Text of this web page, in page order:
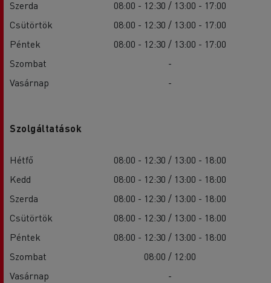
Szerda
08:00 - 12:30 / 13:00 - 17:00
Csütörtök
08:00 - 12:30 / 13:00 - 17:00
Péntek
08:00 - 12:30 / 13:00 - 17:00
Szombat
-
Vasárnap
-
Szolgáltatások
Hétfő
08:00 - 12:30 / 13:00 - 18:00
Kedd
08:00 - 12:30 / 13:00 - 18:00
Szerda
08:00 - 12:30 / 13:00 - 18:00
Csütörtök
08:00 - 12:30 / 13:00 - 18:00
Péntek
08:00 - 12:30 / 13:00 - 18:00
Szombat
08:00 / 12:00
Vasárnap
-